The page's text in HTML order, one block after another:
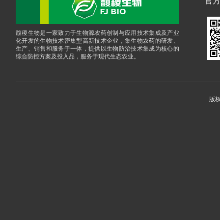
馥稷生物是一家致力于生物源农药创制与应用技术集成及产业
化开发的生物技术密集型高新技术企业，集生物农药的研发、
生产、销售和服务于一体，提供以生物防治技术集成为核心的
综合防控方案及投入品，服务于现代生态农业。
版